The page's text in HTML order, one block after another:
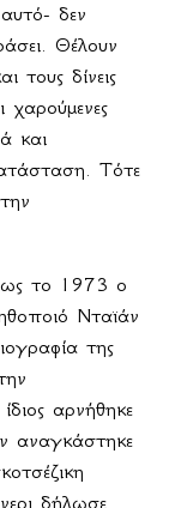
δεν
Θέλουν
τους δίνεις
χαρούμενες
και
Τότε
ως το 1973 ο
Νταϊάν
της
αρνήθηκε
αναγκάστηκε
δήλωσε